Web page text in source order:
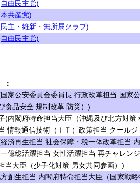
由民主党)
共産党)
主・維新・無所属クラブ)
由民主党)
：
家公安委員会委員長 行政改革担当 国家
食品安全 規制改革 防災）)
(内閣府特命担当大臣（沖縄及び北方対策
情報通信技術（ＩＴ）政策担当 クール
済再生担当 社会保障・税一体改革担当
億総活躍担当 女性活躍担当 再チャレン
当大臣（少子化対策 男女共同参画）)
創生担当 内閣府特命担当大臣（国家戦